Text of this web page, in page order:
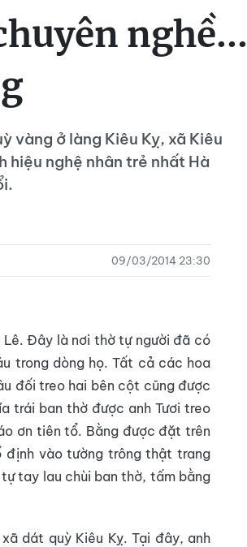
nghề...
vàng ở làng Kiêu Kỵ, xã Kiêu
hiệu nghệ nhân trẻ nhất Hà
09/03/2014 23:30
Lê. Đây là nơi thờ tự người đã có
trong dòng họ. Tất cả các hoa
đối treo hai bên cột cũng được
trái ban thờ được anh Tươi treo
ơn tiên tổ. Bằng được đặt trên
định vào tường trông thật trang
tay lau chùi ban thờ, tấm bằng
dát quỳ Kiêu Kỵ. Tại đây, anh